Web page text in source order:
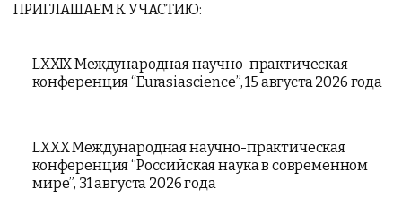
ПРИГЛАШАЕМ К УЧАСТИЮ:
LXXIX Международная научно-практическая
конференция “Eurasiascience”, 15 августа 2026 года
LXXX Международная научно-практическая
конференция “Российская наука в современном
мире”, 31 августа 2026 года